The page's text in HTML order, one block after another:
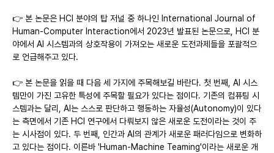
👉 본 논문은 HCI 분야의 탑 저널 중 하나인 International Journal of
Human-Computer Interaction에서 2023년 발표된 논문으로, HCI 분
야에서 AI 시스템과의 상호작용이 가져오는 새로운 도전과제들을 포괄적으
로 언급해주고 있다.
👉 본 논문을 읽을 때 다음 세 가지에 주목해보길 바란다. 첫 번째, AI 시스
템만이 가진 고유한 특성에 주목할 필요가 있다는 점이다. 기존의 컴퓨팅 시
스템과는 달리, AI는 스스로 판단하고 행동하는 자율성(Autonomy)이 있다
는 측면에서 기존 HCI 연구에서 다뤄보지 않은 새로운 도전이라는 것이 주
는 시사점이 있다. 두 번째, 인간과 AI의 관계가 새로운 패러다임으로 변화하
고 있다는 점이다. 이른바 'Human-Machine Teaming'이라는 새로운 개